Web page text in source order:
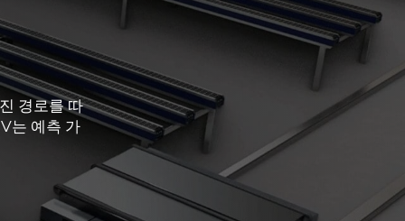
경로를 따
는 예측 가